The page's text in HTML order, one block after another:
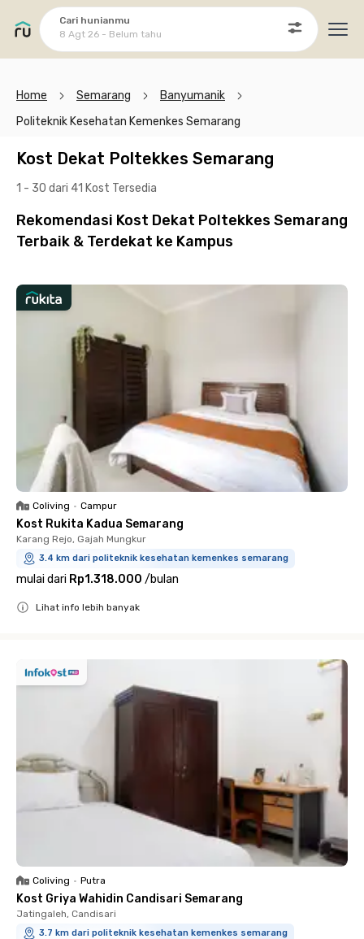
Cari hunianmu
8 Agt 26 - Belum tahu
Home Semarang
Banyumanik
Politeknik Kesehatan Kemenkes Semarang
Kost Dekat Poltekkes Semarang
1 - 30 dari 41 Kost Tersedia
Rekomendasi Kost Dekat Poltekkes Semarang
Terbaik & Terdekat ke Kampus
Coliving • Campur
Kost Rukita Kadua Semarang
Karang Rejo, Gajah Mungkur
3.4 km dari politeknik kesehatan kemenkes semarang
mulai dari Rp1.318.000 /bulan
Lihat info lebih banyak
Coliving • Putra
Kost Griya Wahidin Candisari Semarang
Jatingaleh, Candisari
3.7 km dari politeknik kesehatan kemenkes semarang